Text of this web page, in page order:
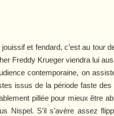
et fendard, c’est au tour
Freddy Krueger viendra lui
contemporaine, on
issus de la période faste des
pillée pour mieux être
Nispel. S’il s’avère assez